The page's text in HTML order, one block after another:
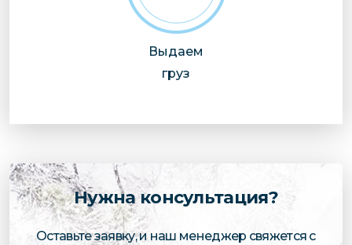
Выдаем
груз
Нужна консультация?
Оставьте заявку, и наш менеджер свяжется с